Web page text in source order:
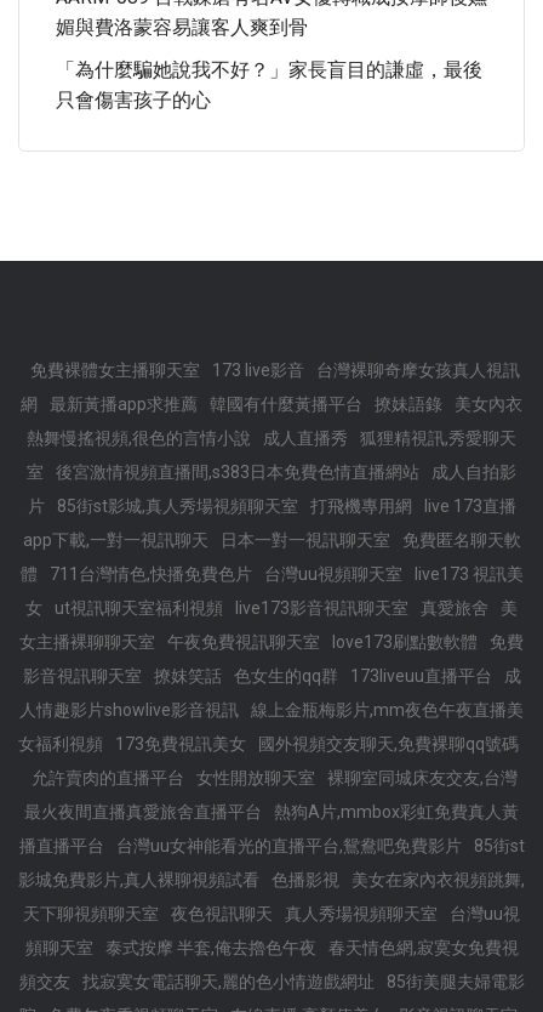
媚與費洛蒙容易讓客人爽到骨
「為什麼騙她說我不好？」家長盲目的謙虛，最後
只會傷害孩子的心
免費裸體女主播聊天室 173 live影音
台灣裸聊奇摩女孩真人視訊
網
最新黃播app求推薦 韓國有什麼黃播平台 撩妹語錄
美女內衣
熱舞慢搖視頻,很色的言情小說
成人直播秀
狐狸精視訊,秀愛聊天
室
後宮激情視頻直播間,s383日本免費色情直播網站
成人自拍影
片
85街st影城,真人秀場視頻聊天室 打飛機專用網
live 173直播
app下載,一對一視訊聊天
日本一對一視訊聊天室
免費匿名聊天軟
體
711台灣情色,快播免費色片 台灣uu視頻聊天室
live173 視訊美
女
ut視訊聊天室福利視頻 live173影音視訊聊天室 真愛旅舍
美
女主播裸聊聊天室
午夜免費視訊聊天室 love173刷點數軟體
免費
影音視訊聊天室
撩妺笑話 色女生的qq群 173liveuu直播平台
成
人情趣影片showlive影音視訊
線上金瓶梅影片,mm夜色午夜直播美
女福利視頻
173免費視訊美女
國外視頻交友聊天,免費裸聊qq號碼
允許賣肉的直播平台
女性開放聊天室
裸聊室同城床友交友,台灣
最火夜間直播真愛旅舍直播平台
熱狗A片,mmbox彩虹免費真人黃
播直播平台
台灣uu女神能看光的直播平台,鴛鴦吧免費影片
85街st
影城免費影片,真人裸聊視頻試看
色播影視
美女在家內衣視頻跳舞,
天下聊視頻聊天室
夜色視訊聊天 真人秀場視頻聊天室
台灣uu視
頻聊天室
泰式按摩 半套,俺去擼色午夜
春天情色網,寂寞女免費視
頻交友
找寂寞女電話聊天,麗的色小情遊戲網址
85街美腿夫婦電影